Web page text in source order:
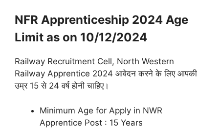
NFR Apprenticeship 2024 Age
Limit as on 10/12/2024
Railway Recruitment Cell, North Western
Railway Apprentice 2024 आवेदन करने के लिए आपकी
उम्र 15 से 24 वर्ष होनी चाहिए।
Minimum Age for Apply in NWR
Apprentice Post : 15 Years